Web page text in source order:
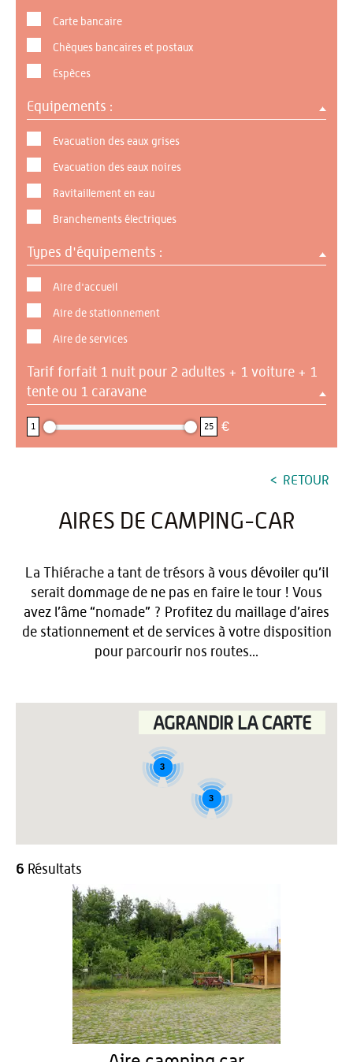
Carte bancaire
Chèques bancaires et postaux
Espèces
Equipements :
Evacuation des eaux grises
Evacuation des eaux noires
Ravitaillement en eau
Branchements électriques
Types d'équipements :
Aire d'accueil
Aire de stationnement
Aire de services
Tarif forfait 1 nuit pour 2 adultes + 1 voiture + 1
tente ou 1 caravane
1 25 €
RETOUR
AIRES DE CAMPING-CAR
La Thiérache a tant de trésors à vous dévoiler qu’il
serait dommage de ne pas en faire le tour ! Vous
avez l’âme “nomade” ? Profitez du maillage d’aires
de stationnement et de services à votre disposition
pour parcourir nos routes...
3
3
AGRANDIR LA CARTE
6 Résultats